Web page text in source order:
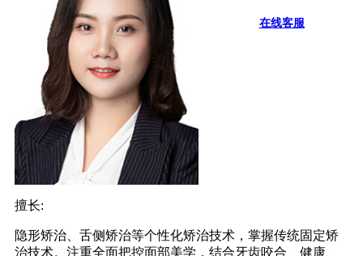
在线客服
擅长:
隐形矫治、舌侧矫治等个性化矫治技术，掌握传统固定矫
治技术。注重全面把控面部美学，结合牙齿咬合、健康、